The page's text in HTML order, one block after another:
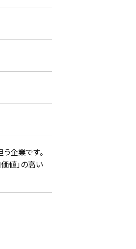
企業です。
値」の高い